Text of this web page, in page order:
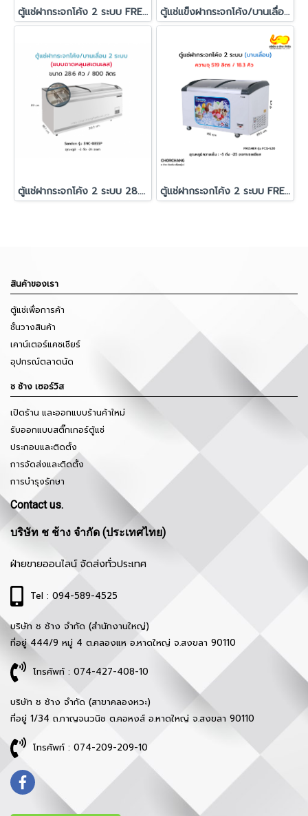
ตู้แช่ฝากระจกโค้ง 2 ระบบ FRESHER รุ่น FCG-440 ตู้แช่แข็งฝากระจกโค้ง/บานเลื่อน Sanden รุ่น SNC-0655
ตู้แช่ฝากระจกโค้ง 2 ระบบ 28.6 คิว SANDEN รุ่น SNC-0855P ตู้แช่ฝากระจกโค้ง 2 ระบบ FRESHER รุ่น FCG-520
สินค้าของเรา
ตู้แช่เพื่อการค้า
ชั้นวางสินค้า
เคาน์เตอร์แคชเชียร์
อุปกรณ์ตลาดนัด
ช ช้าง เซอร์วิส
เปิดร้าน และออกแบบร้านค้าใหม่
รับออกแบบสติ๊กเกอร์ตู้แช่
ประกอบและติดตั้ง
การจัดส่งและติดตั้ง
การบำรุงรักษา
Contact us.
บริษัท ช ช้าง จำกัด (ประเทศไทย)
ฝ่ายขายออนไลน์ จัดส่งทั่วประเทศ
Tel : 094-589-4525
บริษัท ช ช้าง จำกัด (สำนักงานใหญ่)
ที่อยู่ 444/9 หมู่ 4 ต.คลองแห อ.หาดใหญ่ จ.สงขลา 90110
โทรศัพท์ : 074-427-408-10
บริษัท ช ช้าง จำกัด (สาขาคลองหวะ)
ที่อยู่ 1/34 ถ.กาญจนวนิช ต.คอหงส์ อ.หาดใหญ่ จ.สงขลา 90110
โทรศัพท์ : 074-209-209-10